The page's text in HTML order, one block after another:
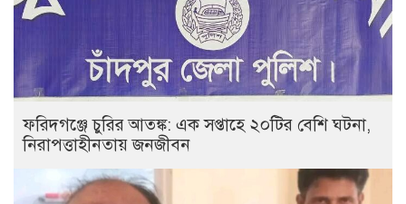
ফরিদগঞ্জে চুরির আতঙ্ক: এক সপ্তাহে ২০টির বেশি ঘটনা,
নিরাপত্তাহীনতায় জনজীবন